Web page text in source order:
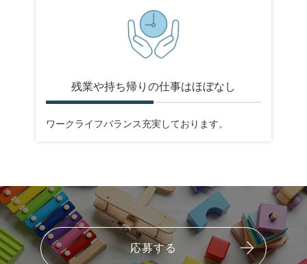
残業や持ち帰りの仕事はほぼなし
ワークライフバランス充実しております。
応募する